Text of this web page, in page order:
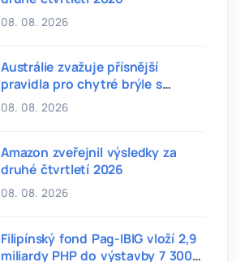
08. 08. 2026
Austrálie zvažuje přísnější
pravidla pro chytré brýle s
kamerou
08. 08. 2026
Amazon zveřejnil výsledky za
druhé čtvrtletí 2026
08. 08. 2026
Filipínský fond Pag-IBIG vloží 2,9
miliardy PHP do výstavby 7 300